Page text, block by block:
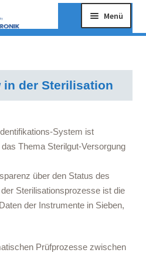
Menü
in der Sterilisation
System ist
Thema Sterilgut-Versorgung
über den Status des
Sterilisationsprozesse ist die
der Instrumente in Sieben,
Prüfprozesse zwischen